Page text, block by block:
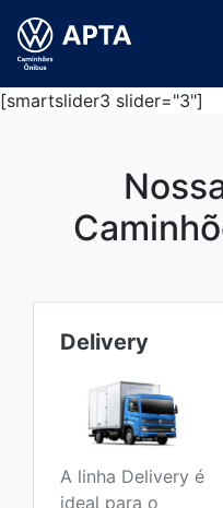
[smartslider3 slider="3"]
Delivery
A linha Delivery é
ideal para o